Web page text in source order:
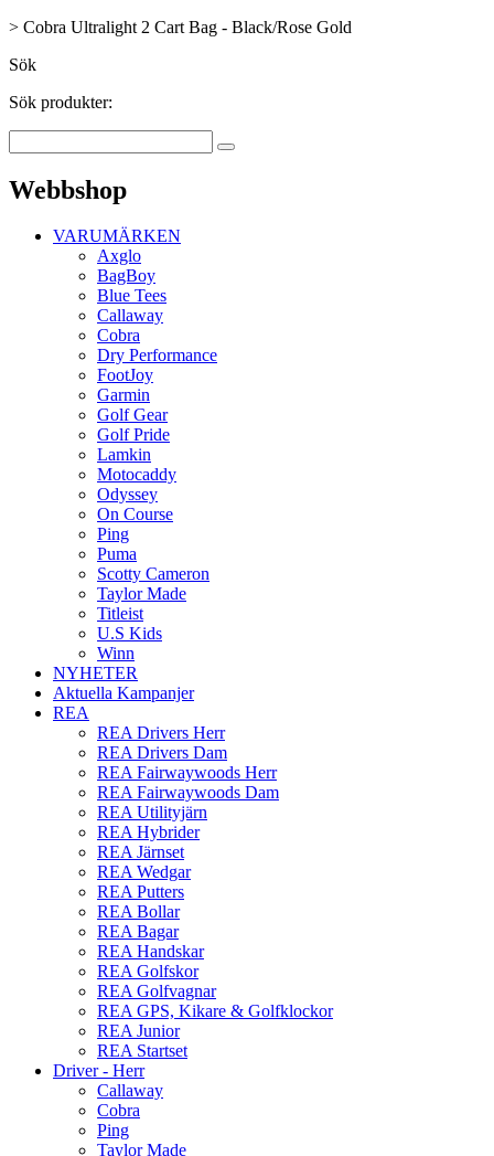
> Cobra Ultralight 2 Cart Bag - Black/Rose Gold
Sök
Sök produkter:
Webbshop
VARUMÄRKEN
Axglo
BagBoy
Blue Tees
Callaway
Cobra
Dry Performance
FootJoy
Garmin
Golf Gear
Golf Pride
Lamkin
Motocaddy
Odyssey
On Course
Ping
Puma
Scotty Cameron
Taylor Made
Titleist
U.S Kids
Winn
NYHETER
Aktuella Kampanjer
REA
REA Drivers Herr
REA Drivers Dam
REA Fairwaywoods Herr
REA Fairwaywoods Dam
REA Utilityjärn
REA Hybrider
REA Järnset
REA Wedgar
REA Putters
REA Bollar
REA Bagar
REA Handskar
REA Golfskor
REA Golfvagnar
REA GPS, Kikare & Golfklockor
REA Junior
REA Startset
Driver - Herr
Callaway
Cobra
Ping
Taylor Made